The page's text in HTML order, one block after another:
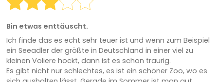
Bin etwas enttäuscht.
Ich finde das es echt sehr teuer ist und wenn zum Beispiel
ein Seeadler der größte in Deutschland in einer viel zu
kleinen Voliere hockt, dann ist es schon traurig.
Es gibt nicht nur schlechtes, es ist ein schöner Zoo, wo es